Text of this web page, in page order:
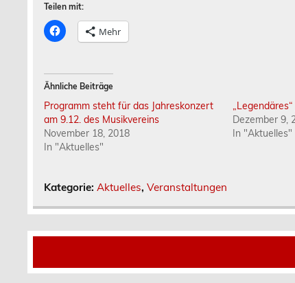
Teilen mit:
K
l
,
u
m
u
f
F
a
c
e
k
u
t
i
(
Mehr
Ähnliche Beiträge
Programm steht für das Jahreskonzert
am 9.12. des Musikvereins
November 18, 2018
In "Aktuelles"
Dezember 9,
In "Aktuelles"
Kategorie:Aktuelles,Veranstaltungen